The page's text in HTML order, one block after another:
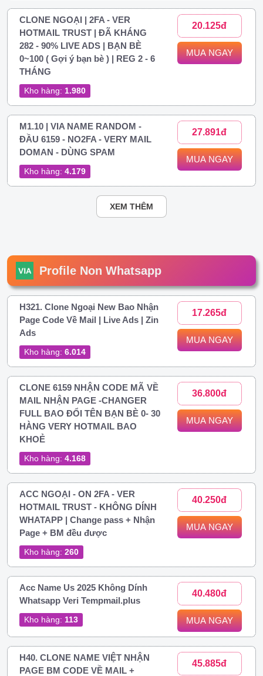
CLONE NGOẠI | 2FA - VER
HOTMAIL TRUST | ĐÃ KHÁNG
282 - 90% LIVE ADS | BẠN BÈ
0~100 ( Gợi ý bạn bè ) | REG 2 - 6
THÁNG
Kho hàng: 1.980
20.125đ
MUA NGAY
M1.10 | VIA NAME RANDOM -
ĐẦU 6159 - NO2FA - VERY MAIL
DOMAN - DÙNG SPAM
Kho hàng: 4.179
27.891đ
MUA NGAY
XEM THÊM
Profile Non Whatsapp
H321. Clone Ngoại New Bao Nhận
Page Code Về Mail | Live Ads | Zin
Ads
Kho hàng: 6.014
17.265đ
MUA NGAY
CLONE 6159 NHẬN CODE MÃ VỀ
MAIL NHẬN PAGE -CHANGER
FULL BAO ĐỔI TÊN BẠN BÈ 0- 30
HÀNG VERY HOTMAIL BAO
KHOẺ
Kho hàng: 4.168
36.800đ
MUA NGAY
ACC NGOẠI - ON 2FA - VER
HOTMAIL TRUST - KHÔNG DÍNH
WHATAPP | Change pass + Nhận
Page + BM đều được
Kho hàng: 260
40.250đ
MUA NGAY
Acc Name Us 2025 Không Dính
Whatsapp Veri Tempmail.plus
Kho hàng: 113
40.480đ
MUA NGAY
H40. CLONE NAME VIỆT NHẬN
PAGE BM CODE VỀ MAIL +
45.885đ